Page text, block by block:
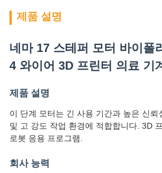
제품 설명
네마 17 스테퍼 모터 바이폴
4 와이어 3D 프린터 의료 기
제품 설명
이 단계 모터는 긴 사용 기간과 높은 신뢰
및 고 강도 작업 환경에 적합합니다. 3D
로봇 응용 프로그램.
회사 능력